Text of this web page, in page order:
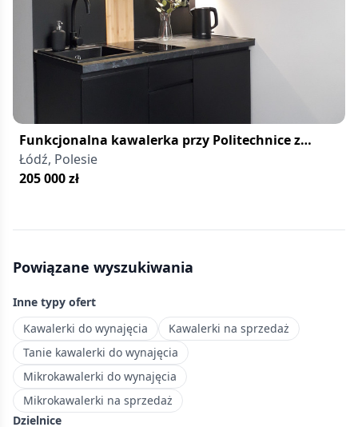
Funkcjonalna kawalerka przy Politechnice z
parkingiem
Łódź, Polesie
205 000zł
Powiązane wyszukiwania
Inne typy ofert
Kawalerki do wynajęcia
Kawalerki na sprzedaż
Tanie kawalerki do wynajęcia
Mikrokawalerki do wynajęcia
Mikrokawalerki na sprzedaż
Dzielnice